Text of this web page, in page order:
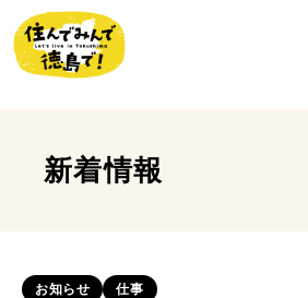
新着情報
お知らせ 仕事